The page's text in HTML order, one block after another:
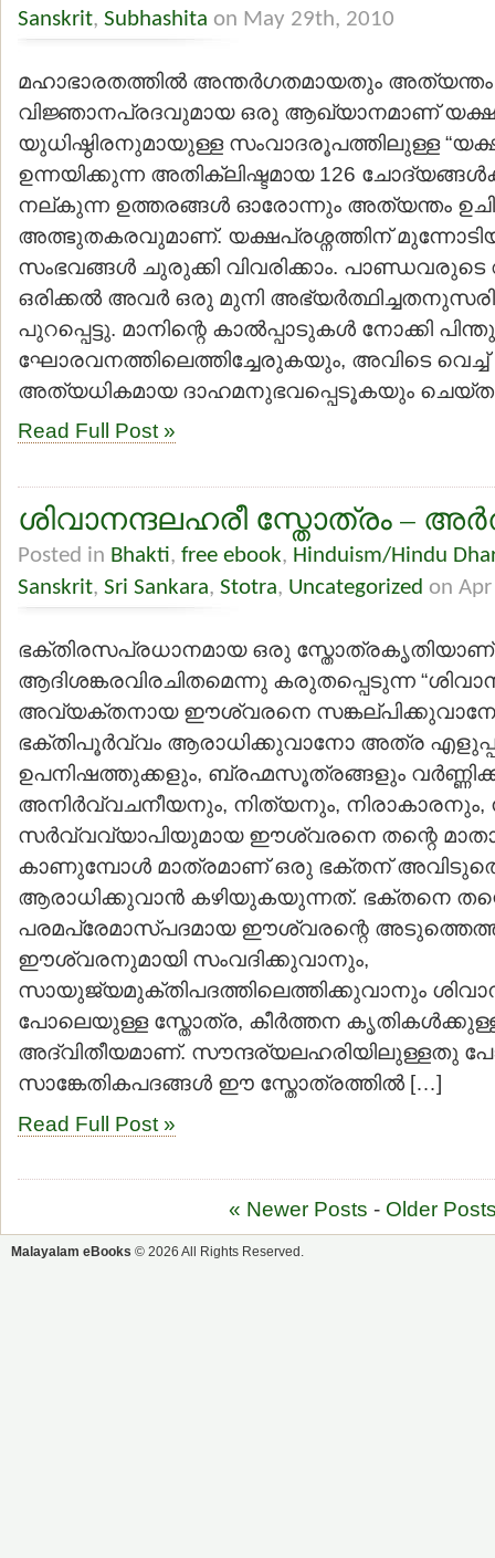
Sanskrit, Subhashita on May 29th, 2010
മഹാഭാരതത്തില്‍ അന്തര്‍ഗതമായതും അത്യന്തം
വിജ്ഞാനപ്രദവുമായ ഒരു ആഖ്യാനമാണ്
യുധിഷ്ഠിരനുമായുള്ള സംവാദരൂപത്തിലുള്ള
ഉന്നയിക്കുന്ന അതിക്ലിഷ്ടമായ 126
നല്കുന്ന ഉത്തരങ്ങള്‍ ഓരോന്നും അത്യന്തം
അത്ഭുതകരവുമാണ്. യക്ഷപ്രശ്നത്തിന്
സംഭവങ്ങള്‍ ചുരുക്കി വിവരിക്കാം.
ഒരിക്കല്‍ അവര്‍ ഒരു മുനി
പുറപ്പെട്ടു. മാനിന്റെ കാല്‍പ്പാടുകള്‍ നോക്കി
ഘോരവനത്തിലെത്തിച്ചേരുകയും, അവിടെ വെച്ച്
അത്യധികമായ ദാഹമനുഭവപ്പെടൂകയും
Read Full Post »
ശിവാനന്ദലഹരീ സ്തോത്രം –
Posted in Bhakti, free ebook, Hinduism/Hindu
Sanskrit, Sri Sankara, Stotra, Uncategorized on
ഭക്തിരസപ്രധാനമായ ഒരു സ്തോത്രകൃതിയാണ്
ആദിശങ്കരവിരചിതമെന്നു കരുതപ്പെടുന്ന
അവ്യക്തനായ ഈശ്വരനെ
ഭക്തിപൂര്‍വ്വം ആരാധിക്കുവാനോ അത്ര
ഉപനിഷത്തുക്കളും, ബ്രഹ്മസൂത്രങ്ങളും
അനിര്‍വ്വചനീയനും, നിത്യനും,
സര്‍വ്വവ്യാപിയുമായ ഈശ്വരനെ തന്റെ
കാണുമ്പോള്‍ മാത്രമാണ് ഒരു ഭക്തന്
ആരാധിക്കുവാന്‍ കഴിയുകയുന്നത്. ഭക്തനെ
പരമപ്രേമാസ്പദമായ ഈശ്വരന്റെ
ഈശ്വരനുമായി സംവദിക്കുവാനും,
സായുജ്യമുക്തിപദത്തിലെത്തിക്കുവാനും
പോലെയുള്ള സ്തോത്ര, കീര്‍ത്തന കൃതികള്‍ക്കുള്ള
അദ്വിതീയമാണ്. സൗന്ദര്യലഹരിയിലുള്ളതു
സാങ്കേതികപദങ്ങള്‍ ഈ സ്തോത്രത്തില്‍ […]
Read Full Post »
« Newer Posts - Older
Malayalam eBooks © 2026 All Rights Reserved.